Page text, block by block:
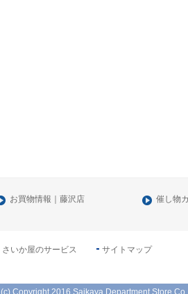
お買物情報｜藤沢店 催し物
さいか屋のサービス サイトマップ
(c) Copyright 2016 Saikaya Department Store